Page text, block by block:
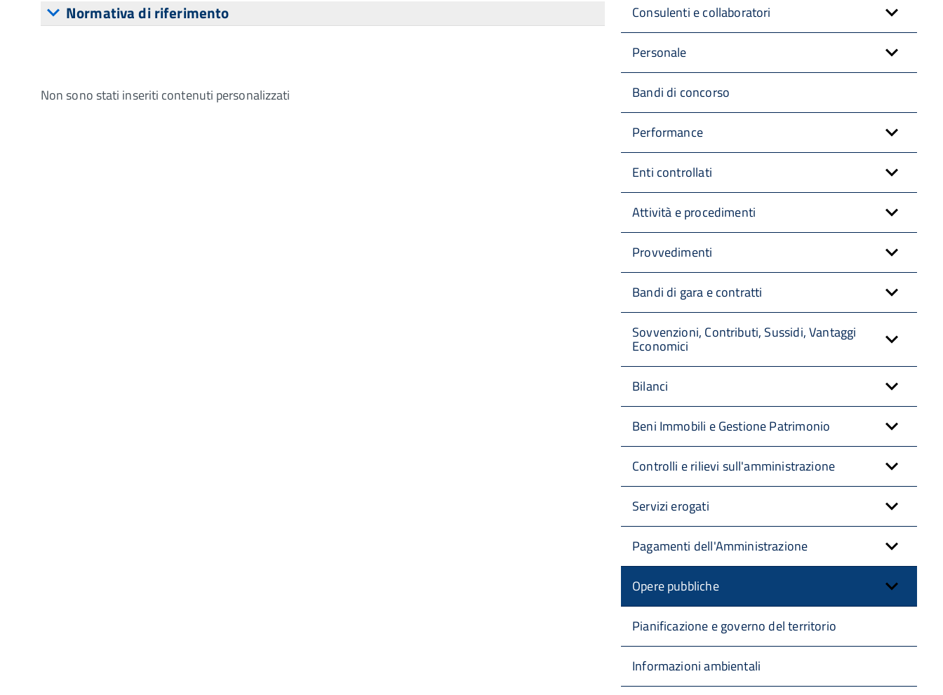
Normativa di riferimento
Non sono stati inseriti contenuti personalizzati
Consulenti e collaboratori
Personale
Bandi di concorso
Performance
Enti controllati
Attività e procedimenti
Provvedimenti
Bandi di gara e contratti
Sovvenzioni, Contributi, Sussidi, Vantaggi
Economici
Bilanci
Beni Immobili e Gestione Patrimonio
Controlli e rilievi sull'amministrazione
Servizi erogati
Pagamenti dell'Amministrazione
Opere pubbliche
Pianificazione e governo del territorio
Informazioni ambientali